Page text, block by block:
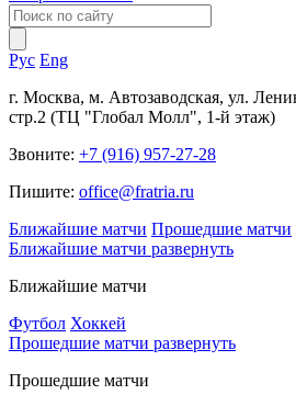
Рус Eng
г. Москва, м. Автозаводская, ул.
стр.2 (ТЦ "Глобал Молл", 1-й этаж)
Звоните: +7 (916) 957-27-28
Пишите: office@fratria.ru
Ближайшие матчи Прошедшие матчи
Ближайшие матчи развернуть
Ближайшие матчи
Футбол Хоккей
Прошедшие матчи развернуть
Прошедшие матчи